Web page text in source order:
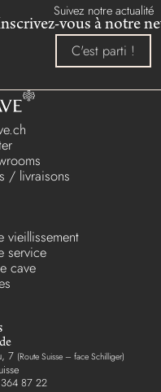
Suivez notre actualité
vous à notre
C'est parti !
/ livraisons
vieillissement
service
cave
7 (Route Suisse – face Schilliger)
87 22